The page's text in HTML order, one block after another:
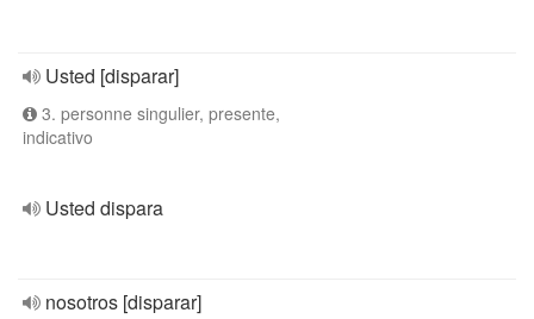
Usted [disparar]
3. personne singulier, presente,
indicativo
Usted dispara
nosotros [disparar]